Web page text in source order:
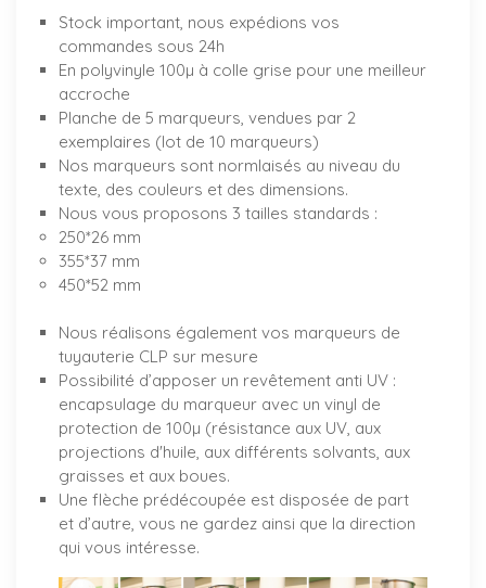
Stock important, nous expédions vos
commandes sous 24h
En polyvinyle 100µ à colle grise pour une meilleur
accroche
Planche de 5 marqueurs, vendues par 2
exemplaires (lot de 10 marqueurs)
Nos marqueurs sont normlaisés au niveau du
texte, des couleurs et des dimensions.
Nous vous proposons 3 tailles standards :
250*26 mm
355*37 mm
450*52 mm
Nous réalisons également vos marqueurs de
tuyauterie CLP sur mesure
Possibilité d’apposer un revêtement anti UV :
encapsulage du marqueur avec un vinyl de
protection de 100µ (résistance aux UV, aux
projections d'huile, aux différents solvants, aux
graisses et aux boues.
Une flèche prédécoupée est disposée de part
et d’autre, vous ne gardez ainsi que la direction
qui vous intéresse.